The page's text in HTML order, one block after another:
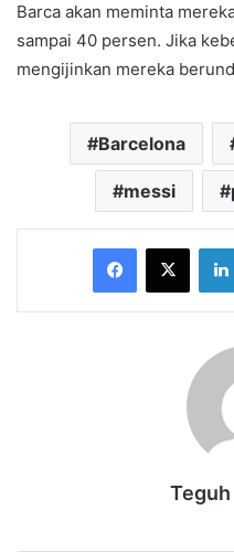
Barca akan meminta
sampai 40 persen. Jika
mengijinkan mereka
Barcelona
messi
Facebook
X